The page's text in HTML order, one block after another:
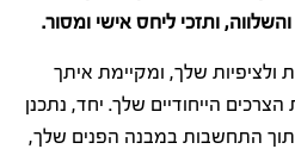
ותזכי ליחס אישי ומסור.
ולציפיות שלך, ומקיימת איתך
הייחודיים שלך. יחד, נתכנן
התחשבות במבנה הפנים שלך,